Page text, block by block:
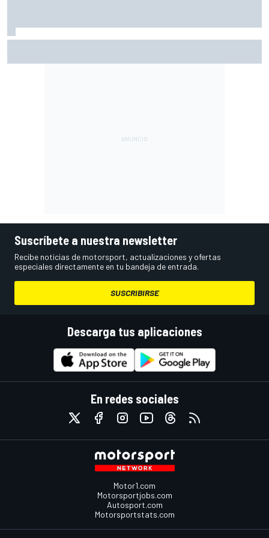
Suscríbete a nuestra newsletter
Recibe noticias de motorsport, actualizaciones y ofertas
especiales directamente en tu bandeja de entrada.
SUSCRIBIRSE
Descarga tus aplicaciones
En redes sociales
Motor1.com
Motorsportjobs.com
Autosport.com
Motorsportstats.com